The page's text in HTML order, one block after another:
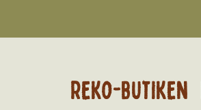
REKO-BUTIKEN